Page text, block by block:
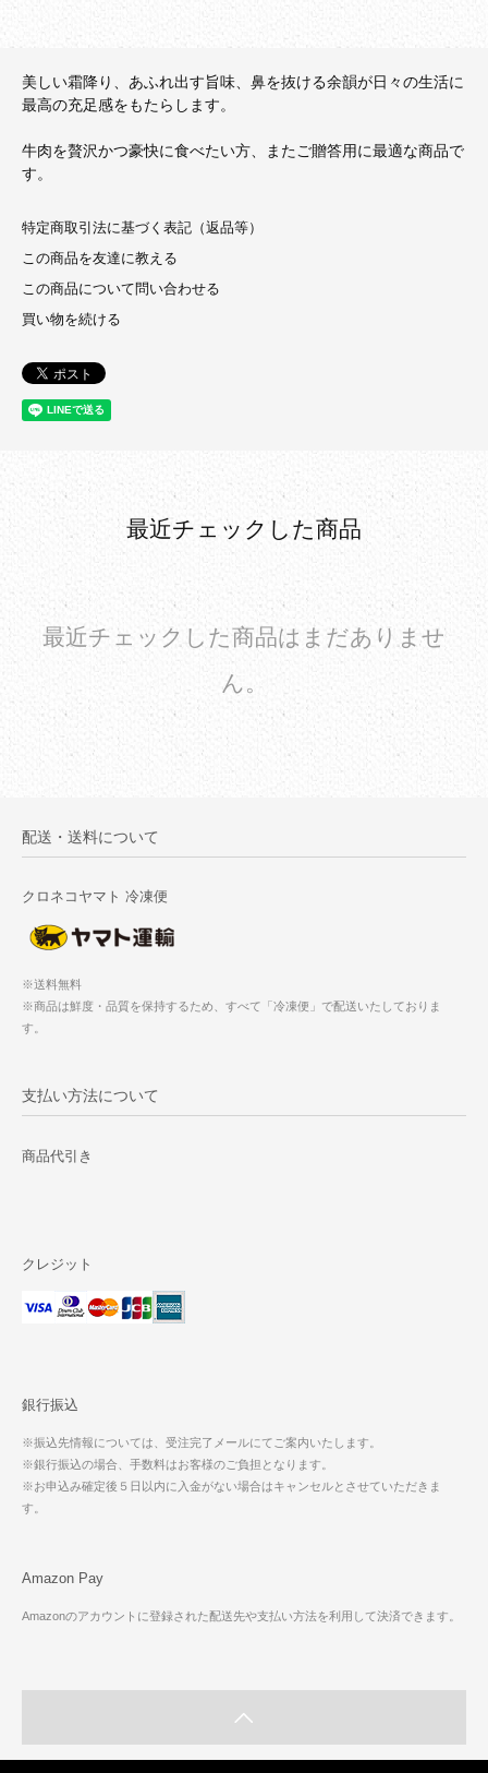
美しい霜降り、あふれ出す旨味、鼻を抜ける余韻が日々の生活に
最高の充足感をもたらします。
牛肉を贅沢かつ豪快に食べたい方、またご贈答用に最適な商品で
す。
特定商取引法に基づく表記（返品等）
この商品を友達に教える
この商品について問い合わせる
買い物を続ける
最近チェックした商品
最近チェックした商品はまだありませ
ん。
配送・送料について
クロネコヤマト 冷凍便
※送料無料
※商品は鮮度・品質を保持するため、すべて「冷凍便」で配送いたしておりま
す。
支払い方法について
商品代引き
クレジット
銀行振込
※振込先情報については、受注完了メールにてご案内いたします。
※銀行振込の場合、手数料はお客様のご負担となります。
※お申込み確定後５日以内に入金がない場合はキャンセルとさせていただきま
す。
Amazon Pay
Amazonのアカウントに登録された配送先や支払い方法を利用して決済できます。